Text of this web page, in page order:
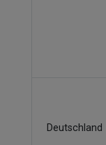
Deutschland